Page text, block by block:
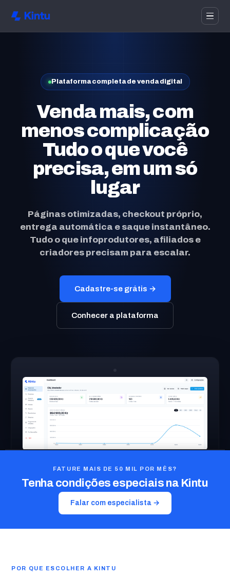
Plataforma completa de venda digital
Venda mais, com
menos complicação
Tudo o que você
precisa, em um só
lugar
Páginas otimizadas, checkout próprio,
entrega automática e saque instantâneo.
Tudo o que infoprodutores, afiliados e
criadores precisam para escalar.
Cadastre-se grátis →
Conhecer a plataforma
FATURE MAIS DE 50 MIL POR MÊS?
Tenha condições especiais na Kintu
Falar com especialista →
POR QUE ESCOLHER A KINTU